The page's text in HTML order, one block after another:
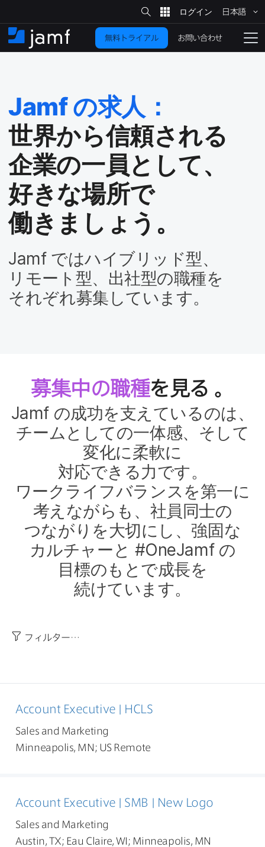
イ
ン
コ
に
​
移
動
サ
イ
ト
検
索
日本語
ホ
ー
ナ
無料トライアル お問い合わせ
Jamfの​求人：
世界から​信頼される​
企業の​一員と​して、​
好きな​場所で​
働きましょう。
Jamf では​ハイブリッド型、​
リモート型、​出社型の​職種を​
それぞれ募集しています。
募集中の​職種を​見る 。
Jamf の​成功を​支えているのは、​
チームと​しての​一体感、​そして​
変化に​柔軟に​
対応できる力です。​
ワークライフバランスを​第一に​
考えながらも、​社員同士の​
つながりを​大切にし、​強固な​
カルチャーと #OneJamf の​
目標のもとで​成長を​
続けています。
フィルター…
Account Executive | HCLS
Sales and Marketing
Minneapolis, MN; US Remote
Account Executive | SMB | New Logo
Sales and Marketing
Austin, TX; Eau Claire, WI; Minneapolis, MN